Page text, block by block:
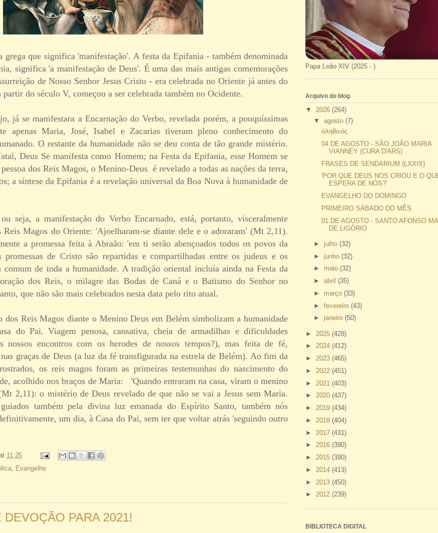
grega que significa 'manifestação'. A festa da Epifania - também denominada
significa 'a manifestação de Deus'. É uma das mais antigas comemorações
de Nosso Senhor Jesus Cristo - era celebrada no Oriente já antes do
do século V, começou a ser celebrada também no Ocidente.
já se manifestara a Encarnação do Verbo, revelada porém, a pouquíssimas
apenas Maria, José, Isabel e Zacarias tiveram pleno conhecimento do
O restante da humanidade não se deu conta de tão grande mistério.
Deus Se manifesta como Homem; na Festa da Epifania, esse Homem se
pessoa dos Reis Magos, o Menino-Deus é revelado a todas as nações da terra,
a síntese da Epifania é a revelação universal da Boa Nova à humanidade de
seja, a manifestação do Verbo Encarnado, está, portanto, visceralmente
Reis Magos do Oriente: 'Ajoelharam-se diante dele e o adoraram' (Mt 2,11).
a promessa feita à Abraão: 'em ti serão abençoados todos os povos da
de Cristo são repartidas e compartilhadas entre os judeus e os
comum de toda a humanidade. A tradição oriental incluía ainda na Festa da
dos Reis, o milagre das Bodas de Caná e o Batismo do Senhor no
que não são mais celebrados nesta data pelo rito atual.
dos Reis Magos diante o Menino Deus em Belém simbolizam a humanidade
do Pai. Viagem penosa, cansativa, cheia de armadilhas e dificuldades
nossos encontros com os herodes de nossos tempos?), mas feita de fé,
graças de Deus (a luz da fé transfigurada na estrela de Belém). Ao fim da
os reis magos foram as primeiras testemunhas do nascimento do
acolhido nos braços de Maria: 'Quando entraram na casa, viram o menino
2,11): o mistério de Deus revelado de que não se vai a Jesus sem Maria.
também pela divina luz emanada do Espírito Santo, também nós
um dia, à Casa do Pai, sem ter que voltar atrás 'seguindo outro
11:25
, Evangelho
PARA 2021!
Papa Leão XIV (2025 - )
Arquivo do blog
▼ 2026 (264)
▼ agosto (7)
ἀληθινός
04 DE AGOSTO - SÃO JOÃO MARIA
VIANNEY (CURA D'ARS)
FRASES DE SENDARIUM (LXXIX)
'POR QUE DEUS NOS CRIOU E O
ESPERA DE NÓS?'
EVANGELHO DO DOMINGO
PRIMEIRO SÁBADO DO MÊS
01 DE AGOSTO - SANTO AFONSO
DE LIGÓRIO
► julho (32)
► junho (32)
► maio (32)
► abril (35)
► março (33)
► fevereiro (43)
► janeiro (50)
► 2025 (428)
► 2024 (412)
► 2023 (465)
► 2022 (451)
► 2021 (403)
► 2020 (437)
► 2019 (434)
► 2018 (404)
► 2017 (431)
► 2016 (390)
► 2015 (390)
► 2014 (413)
► 2013 (450)
► 2012 (239)
BIBLIOTECA DIGITAL